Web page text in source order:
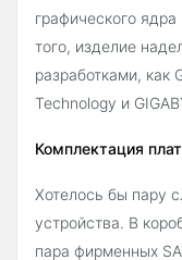
графического
того, изделие
разработками, как
Technology и
Комплектация
Хотелось бы пару
устройства. В
пара фирменных